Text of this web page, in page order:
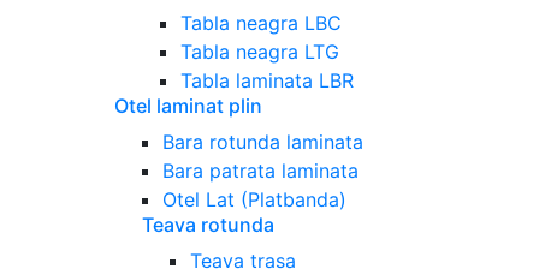
Tabla neagra LBC
Tabla neagra LTG
Tabla laminata LBR
Otel laminat plin
Bara rotunda laminata
Bara patrata laminata
Otel Lat (Platbanda)
Teava rotunda
Teava trasa